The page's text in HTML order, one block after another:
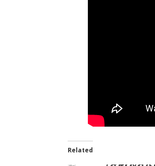
Related